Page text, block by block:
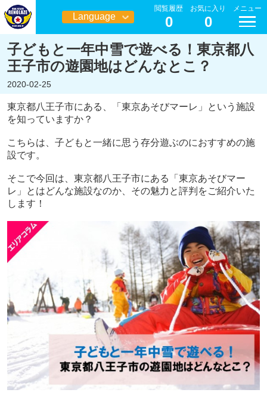
Language
日本語
閲覧履歴
0
お気に入り
0
メニュー
子どもと一年中雪で遊べる！東京都八
王子市の遊園地はどんなとこ？
2020-02-25
東京都八王子市にある、「東京あそびマーレ」という施設
を知っていますか？
こちらは、子どもと一緒に思う存分遊ぶのにおすすめの施
設です。
そこで今回は、東京都八王子市にある「東京あそびマー
レ」とはどんな施設なのか、その魅力と評判をご紹介いた
します！